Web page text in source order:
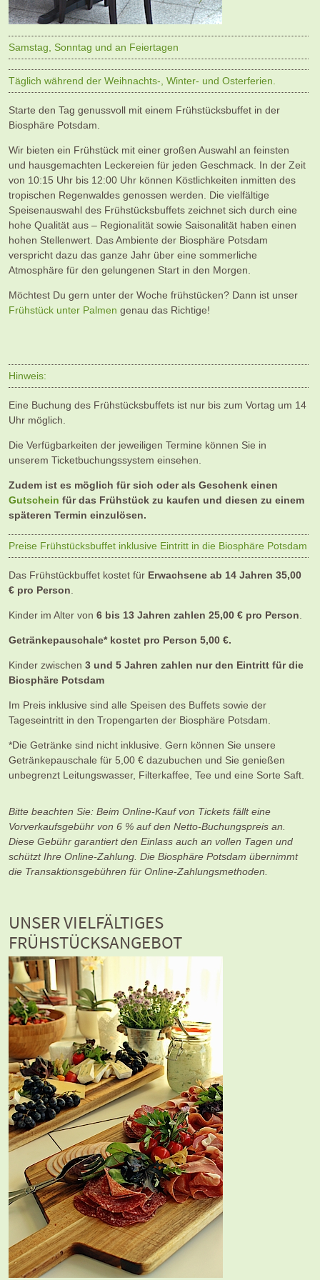
Samstag, Sonntag und an Feiertagen
Täglich während der Weihnachts-, Winter- und Osterferien.
Starte den Tag genussvoll mit einem Frühstücksbuffet in der
Biosphäre Potsdam.
Wir bieten ein Frühstück mit einer großen Auswahl an feinsten
und hausgemachten Leckereien für jeden Geschmack. In der Zeit
von 10:15 Uhr bis 12:00 Uhr können Köstlichkeiten inmitten des
tropischen Regenwaldes genossen werden. Die vielfältige
Speisenauswahl des Frühstücksbuffets zeichnet sich durch eine
hohe Qualität aus – Regionalität sowie Saisonalität haben einen
hohen Stellenwert. Das Ambiente der Biosphäre Potsdam
verspricht dazu das ganze Jahr über eine sommerliche
Atmosphäre für den gelungenen Start in den Morgen.
Möchtest Du gern unter der Woche frühstücken? Dann ist unser
Frühstück unter Palmen genau das Richtige!
Hinweis:
Eine Buchung des Frühstücksbuffets ist nur bis zum Vortag um 14
Uhr möglich.
Die Verfügbarkeiten der jeweiligen Termine können Sie in
unserem Ticketbuchungssystem einsehen.
Zudem ist es möglich für sich oder als Geschenk einen
Gutschein für das Frühstück zu kaufen und diesen zu einem
späteren Termin einzulösen.
Preise Frühstücksbuffet inklusive Eintritt in die Biosphäre Potsdam
Das Frühstückbuffet kostet für Erwachsene ab 14 Jahren 35,00
€ pro Person
Kinder im Alter von 6 bis 13 Jahren zahlen 25,00 € pro Person
Getränkepauschale* kostet pro Person 5,00 €.
Kinder zwischen 3 und 5 Jahren zahlen nur den Eintritt für die
Biosphäre Potsdam
Im Preis inklusive sind alle Speisen des Buffets sowie der
Tageseintritt in den Tropengarten der Biosphäre Potsdam.
*Die Getränke sind nicht inklusive. Gern können Sie unsere
Getränkepauschale für 5,00 € dazubuchen und Sie genießen
unbegrenzt Leitungswasser, Filterkaffee, Tee und eine Sorte Saft.
Bitte beachten Sie: Beim Online-Kauf von Tickets fällt eine
Vorverkaufsgebühr von 6 % auf den Netto-Buchungspreis an.
Diese Gebühr garantiert den Einlass auch an vollen Tagen und
schützt Ihre Online-Zahlung. Die Biosphäre Potsdam übernimmt
die Transaktionsgebühren für Online-Zahlungsmethoden.
UNSER VIELFÄLTIGES
FRÜHSTÜCKSANGEBOT